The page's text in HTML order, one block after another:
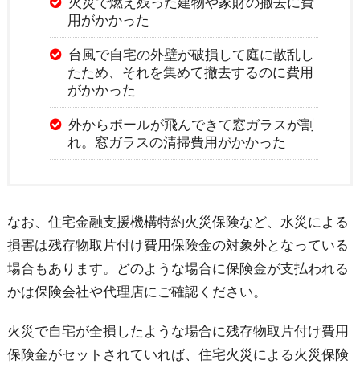
用がかかった
台風で自宅の外壁が破損して庭に散乱し
たため、それを集めて撤去するのに費用
がかかった
外からボールが飛んできて窓ガラスが割
れ。窓ガラスの清掃費用がかかった
なお、住宅金融支援機構特約火災保険など、水災による
損害は残存物取片付け費用保険金の対象外となっている
場合もあります。どのような場合に保険金が支払われる
かは保険会社や代理店にご確認ください。
火災で自宅が全損したような場合に残存物取片付け費用
保険金がセットされていれば、住宅火災による火災保険